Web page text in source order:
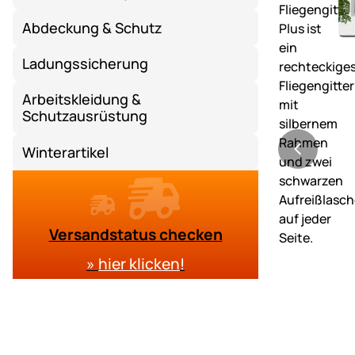
Abdeckung & Schutz
Ladungssicherung
Arbeitskleidung &
Schutzausrüstung
Winterartikel
Versandstatus checken
» hier klicken!